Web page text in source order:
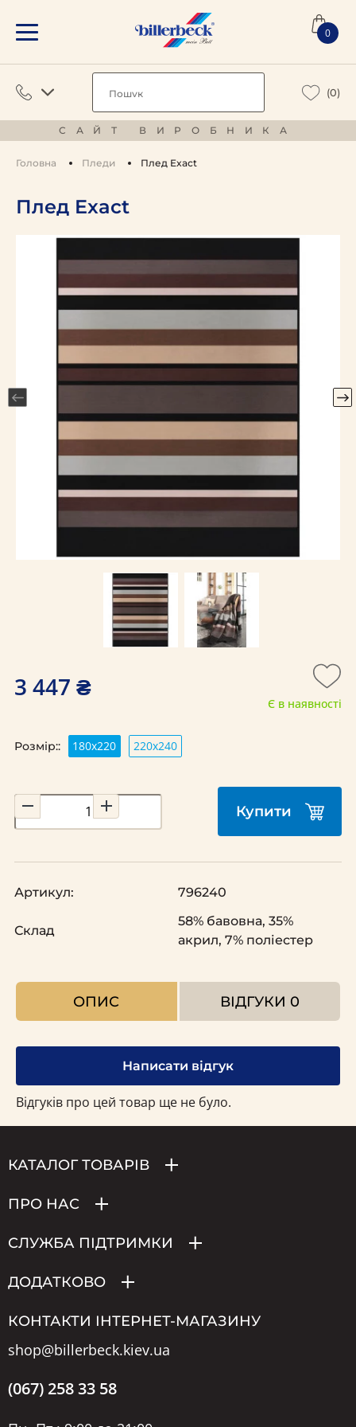
0
(0)
САЙТ ВИРОБНИКА
Головна Пледи Плед Exact
Плед Exact
3 447 ₴
Є в наявності
Розмір:: 180x220 220х240
Купити
Артикул: 796240
Склад
58% бавовна, 35%
акрил, 7% поліестер
ОПИС ВІДГУКИ 0
Написати відгук
Відгуків про цей товар ще не було.
КАТАЛОГ ТОВАРІВ
ПРО НАС
СЛУЖБА ПІДТРИМКИ
ДОДАТКОВО
КОНТАКТИ ІНТЕРНЕТ-МАГАЗИНУ
shop@billerbeck.kiev.ua
(067) 258 33 58